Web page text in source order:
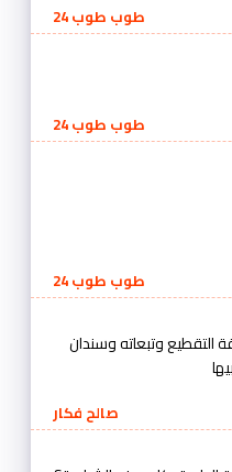
طوب طوب 24
طوب طوب 24
طوب طوب 24
التقطيع وتبعاته وسندان
صالح فكار